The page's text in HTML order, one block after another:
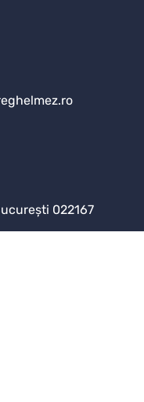
022167